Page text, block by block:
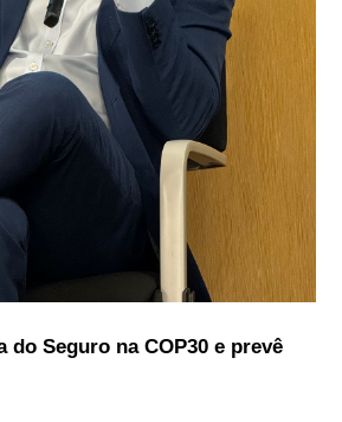
do Seguro na COP30 e prevê